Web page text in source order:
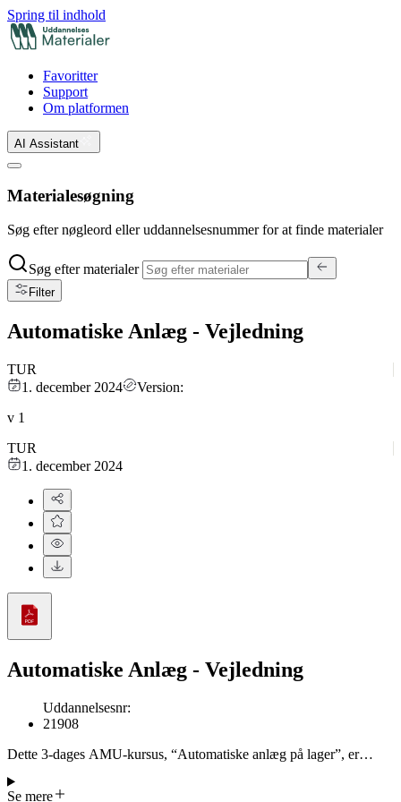
Spring til indhold
Favoritter
Support
Om platformen
AI Assistant
Materialesøgning
Søg efter nøgleord eller uddannelsesnummer for at finde materialer
Søg efter materialer
Filter
Automatiske Anlæg - Vejledning
TUR
1. december 2024
Version:
v 1
TUR
1. december 2024
Automatiske Anlæg - Vejledning
Uddannelsesnr:
21908
Dette 3‑dages AMU‑kursus, “Automatiske anlæg på lager”, er
yderligere 4‑6 år af uddannelse. Kurset omhandler automatisering i
Se mere